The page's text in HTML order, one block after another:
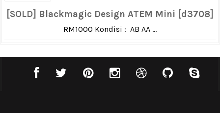
[SOLD] Blackmagic Design ATEM Mini [d3708]
RM1000 Kondisi : AB AA ...